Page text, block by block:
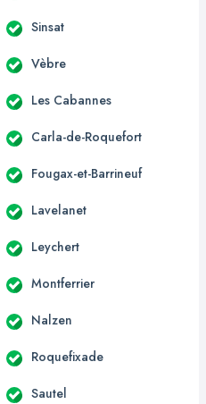
Sinsat
Vèbre
Les Cabannes
Carla-de-Roquefort
Fougax-et-Barrineuf
Lavelanet
Leychert
Montferrier
Nalzen
Roquefixade
Sautel